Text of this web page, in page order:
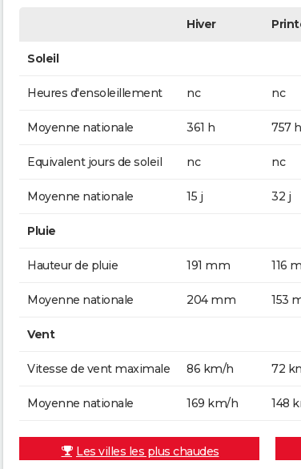
Hiver
Soleil
Heures d'ensoleillement nc nc
Moyenne nationale 361 h 757 h
Equivalent jours de soleil nc nc
Moyenne nationale 15 j 32 j
Pluie
Hauteur de pluie 191 mm 116
Moyenne nationale 204 mm 153
Vent
Vitesse de vent maximale 86 km/h 72
Moyenne nationale 169 km/h 148
Les villes les plus chaudes